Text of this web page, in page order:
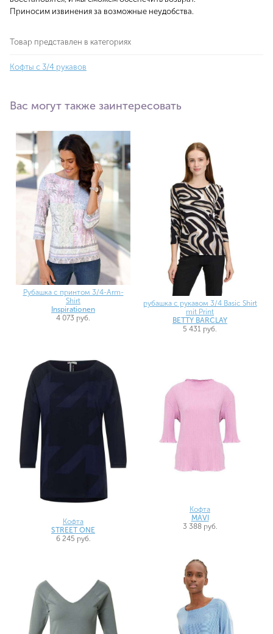
Приносим извинения за возможные неудобства.
Товар представлен в категориях
Кофты с 3/4 рукавов
Вас могут также заинтересовать
Рубашка с принтом 3/4-Arm-
Shirt
Inspirationen
4 073 руб.
рубашка с рукавом 3/4 Basic Shirt
mit Print
BETTY BARCLAY
5 431 руб.
Кофта
STREET ONE
6 245 руб.
Кофта
MAVI
3 388 руб.